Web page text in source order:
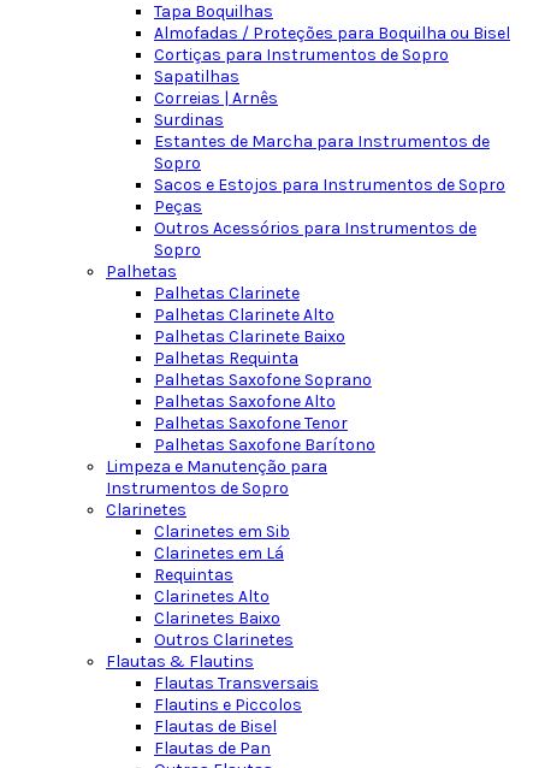
Tapa Boquilhas
Almofadas / Proteções para Boquilha ou Bisel
Cortiças para Instrumentos de Sopro
Sapatilhas
Correias | Arnês
Surdinas
Estantes de Marcha para Instrumentos de
Sopro
Sacos e Estojos para Instrumentos de Sopro
Peças
Outros Acessórios para Instrumentos de
Sopro
Palhetas
Palhetas Clarinete
Palhetas Clarinete Alto
Palhetas Clarinete Baixo
Palhetas Requinta
Palhetas Saxofone Soprano
Palhetas Saxofone Alto
Palhetas Saxofone Tenor
Palhetas Saxofone Barítono
Limpeza e Manutenção para
Instrumentos de Sopro
Clarinetes
Clarinetes em Sib
Clarinetes em Lá
Requintas
Clarinetes Alto
Clarinetes Baixo
Outros Clarinetes
Flautas & Flautins
Flautas Transversais
Flautins e Piccolos
Flautas de Bisel
Flautas de Pan